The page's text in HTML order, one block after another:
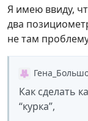
Я имею ввиду,
два
не там
Как сделать
“курка”,